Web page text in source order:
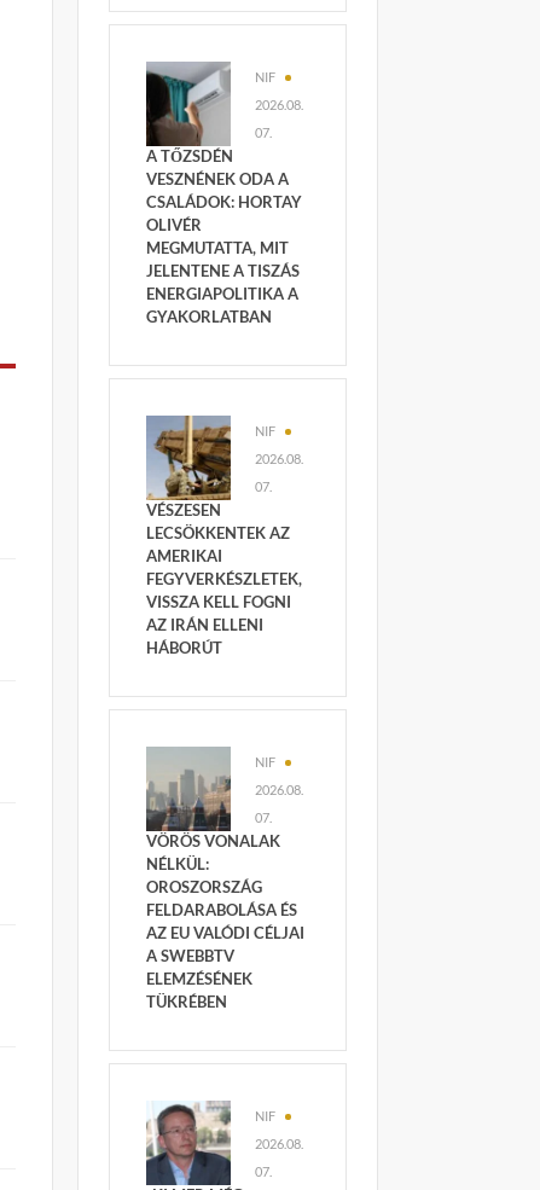
NIF
2026.08.
07.
A TŐZSDÉN
VESZNÉNEK ODA A
CSALÁDOK: HORTAY
OLIVÉR
MEGMUTATTA, MIT
JELENTENE A TISZÁS
ENERGIAPOLITIKA A
GYAKORLATBAN
NIF
2026.08.
07.
VÉSZESEN
LECSÖKKENTEK AZ
AMERIKAI
FEGYVERKÉSZLETEK,
VISSZA KELL FOGNI
AZ IRÁN ELLENI
HÁBORÚT
NIF
2026.08.
07.
VÖRÖS VONALAK
NÉLKÜL:
OROSZORSZÁG
FELDARABOLÁSA ÉS
AZ EU VALÓDI CÉLJAI
A SWEBBTV
ELEMZÉSÉNEK
TÜKRÉBEN
NIF
2026.08.
07.